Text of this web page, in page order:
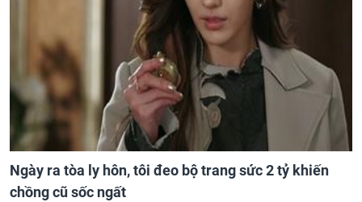
Ngày ra tòa ly hôn, tôi đeo bộ trang sức 2 tỷ khiến
chồng cũ sốc ngất